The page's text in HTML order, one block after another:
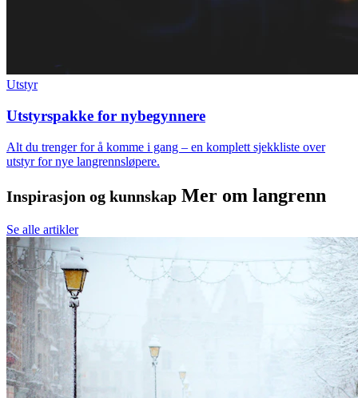
Utstyr
Utstyrspakke for nybegynnere
Alt du trenger for å komme i gang – en komplett sjekkliste over
utstyr for nye langrennsløpere.
Inspirasjon og kunnskap Mer om langrenn
Se alle artikler